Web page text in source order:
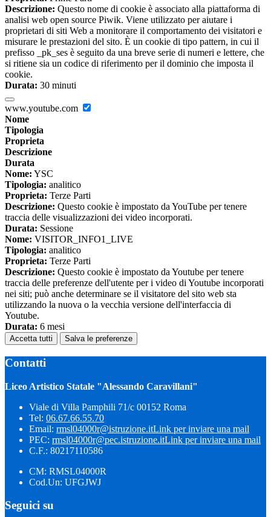
Descrizione: Questo nome di cookie è associato alla piattaforma di
analisi web open source Piwik. Viene utilizzato per aiutare i
proprietari di siti Web a monitorare il comportamento dei visitatori e
misurare le prestazioni del sito. È un cookie di tipo pattern, in cui il
prefisso _pk_ses è seguito da una breve serie di numeri e lettere, che
si ritiene sia un codice di riferimento per il dominio che imposta il
cookie.
Durata: 30 minuti
www.youtube.com
Nome
Tipologia
Proprieta
Descrizione
Durata
Nome: YSC
Tipologia: analitico
Proprieta: Terze Parti
Descrizione: Questo cookie è impostato da YouTube per tenere
traccia delle visualizzazioni dei video incorporati.
Durata: Sessione
Nome: VISITOR_INFO1_LIVE
Tipologia: analitico
Proprieta: Terze Parti
Descrizione: Questo cookie è impostato da Youtube per tenere
traccia delle preferenze dell'utente per i video di Youtube incorporati
nei siti; può anche determinare se il visitatore del sito web sta
utilizzando la nuova o la vecchia versione dell'interfaccia di
Youtube.
Durata: 6 mesi
Accetta tutti Salva le preferenze
Contatti
Liceo Artistico Statale "Alessando Caravillani"
Viale di Villa Pamphili 71/c 00152 Roma
Tel: 06.67.66.55.70
Email: rmsl04000r@istruzione.itLink per inviare una mail
PEC: rmsl04000r@pec.istruzione.itLink per inviare una mail
C.F.: 80217110586
CM: RMSL04000R
Cod.Un: UFGJWJ
Seguici su